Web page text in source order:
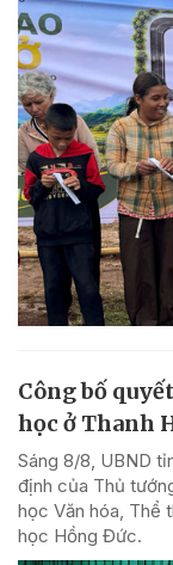
Công bố
học ở Thanh
Sáng 8/8, UBND
định của Thủ
học Văn hóa, Thể
học Hồng Đức.